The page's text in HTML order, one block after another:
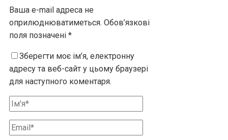
Ваша e-mail адреса не
оприлюднюватиметься. Обов’язкові
поля позначені *
Зберегти моє ім’я, електронну
адресу та веб-сайт у цьому браузері
для наступного коментаря.